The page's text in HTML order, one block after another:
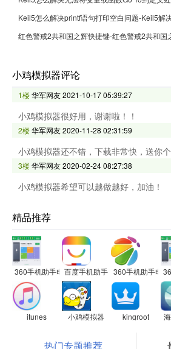
红色警戒2共和国之辉快捷键-红色警戒2共和国
小鸡模拟器评论
1楼华军网友2021-10-17 05:39:27
小鸡模拟器很好用，谢谢啦！！
2楼华军网友2020-11-28 02:31:59
小鸡模拟器还不错，下载非常快，送你个
3楼华军网友2020-02-24 08:27:38
小鸡模拟器希望可以越做越好，加油！
精品推荐
360手机助手电脑版百度手机助手 360手机助手电
itunes 小鸡模拟器 kingroot
热门专题推荐